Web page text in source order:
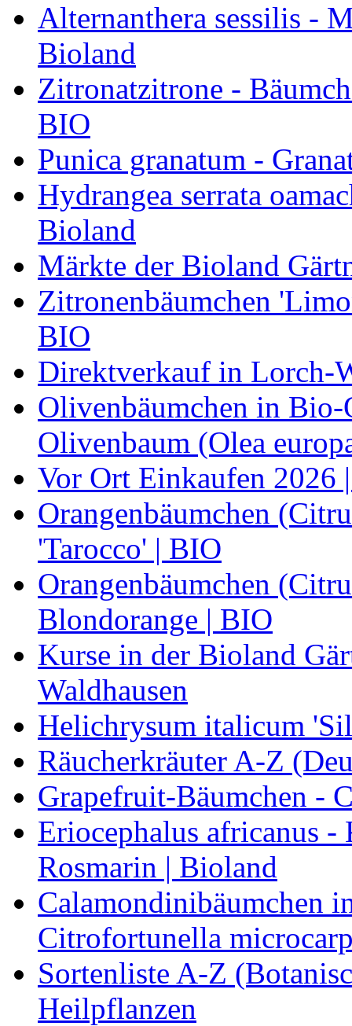
Alternanthera sessilis -
Bioland
Zitronatzitrone -
BIO
Punica granatum -
Hydrangea serrata
Bioland
Märkte der Bioland
Zitronenbäumchen
BIO
Direktverkauf in Lorch-
Olivenbäumchen in Bio-
Olivenbaum (Olea
Vor Ort Einkaufen 2026
Orangenbäumchen
'Tarocco' | BIO
Orangenbäumchen
Blondorange | BIO
Kurse in der Bioland
Waldhausen
Helichrysum italicum
Räucherkräuter A-Z
Grapefruit-Bäumchen -
Eriocephalus africanus
Rosmarin | Bioland
Calamondinibäumchen
Citrofortunella
Sortenliste A-Z
Heilpflanzen